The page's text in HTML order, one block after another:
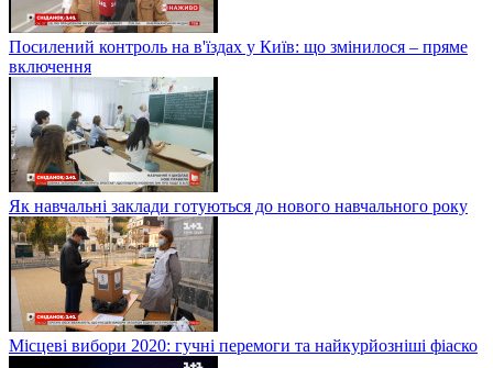
Посилений контроль на в'їздах у Київ: що змінилося – пряме
включення
Як навчальні заклади готуються до нового навчального року
Місцеві вибори 2020: гучні перемоги та найкурйозніші фіаско